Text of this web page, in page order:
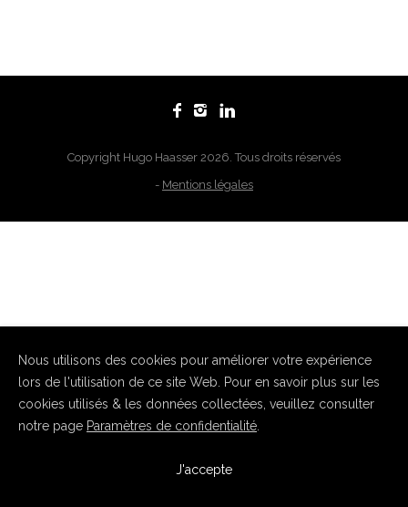
Copyright Hugo Haasser 2026. Tous droits réservés
- Mentions légales
Nous utilisons des cookies pour améliorer votre expérience
lors de l'utilisation de ce site Web. Pour en savoir plus sur les
cookies utilisés & les données collectées, veuillez consulter
notre page Paramètres de confidentialité
J'accepte